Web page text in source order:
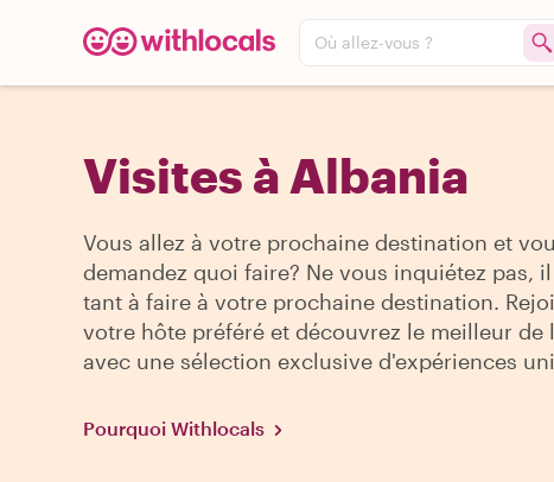
Où allez-vous ?
Visites à Albania
Vous allez à votre prochaine destination et
demandez quoi faire? Ne vous inquiétez pas,
tant à faire à votre prochaine destination.
votre hôte préféré et découvrez le meilleur de
avec une sélection exclusive d'expériences
Pourquoi Withlocals